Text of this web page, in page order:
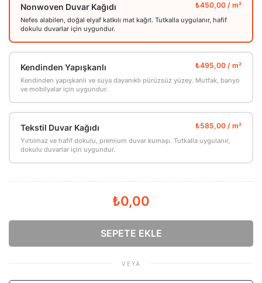
Nonwoven Duvar Kağıdı
Nefes alabilen, doğal elyaf katkılı mat kağıt. Tutkalla uygulanır, hafif
dokulu duvarlar için uygundur.
Kendinden Yapışkanlı
Kendinden yapışkanlı ve suya dayanıklı pürüzsüz yüzey. Mutfak, banyo
ve mobilyalar için uygundur.
Tekstil Duvar Kağıdı
Yırtılmaz ve hafif dokulu, premium duvar kumaşı. Tutkalla uygulanır,
dokulu duvarlar için uygundur.
₺0,00
SEPETE EKLE
VEYA